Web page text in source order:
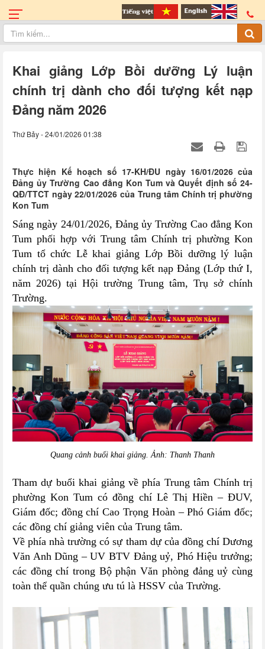
Khai giảng Lớp Bồi dưỡng Lý luận
chính trị dành cho đối tượng kết nạp
Đảng năm 2026
Thứ Bảy - 24/01/2026 01:38
Thực hiện Kế hoạch số 17-KH/ĐU ngày 16/01/2026 của
Đảng ủy Trường Cao đẳng Kon Tum và Quyết định số 24-
QĐ/TTCT ngày 22/01/2026 của Trung tâm Chính trị phường
Kon Tum
Sáng ngày 24/01/2026, Đảng ủy Trường Cao đẳng Kon
Tum phối hợp với Trung tâm Chính trị phường Kon
Tum tổ chức Lễ khai giảng Lớp Bồi dưỡng lý luận
chính trị dành cho đối tượng kết nạp Đảng (Lớp thứ I,
năm 2026) tại Hội trường Trung tâm, Trụ sở chính
Trường.
Quang cảnh buổi khai giảng. Ảnh: Thanh Thanh
Tham dự buổi khai giảng về phía Trung tâm Chính trị
phường Kon Tum có đồng chí Lê Thị Hiền – ĐUV,
Giám đốc; đồng chí Cao Trọng Hoàn – Phó Giám đốc;
các đồng chí giảng viên của Trung tâm.
Về phía nhà trường có sự tham dự của đồng chí Dương
Văn Anh Dũng – UV BTV Đảng uỷ, Phó Hiệu trưởng;
các đồng chí trong Bộ phận Văn phòng đảng uỷ cùng
toàn thể quần chúng ưu tú là HSSV của Trường.